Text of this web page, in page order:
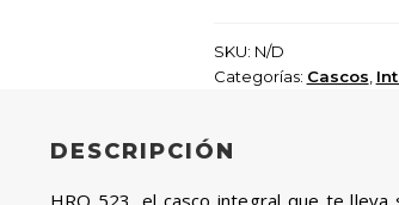
SKU: N/D
Categorías: Cascos
DESCRIPCIÓN
HRO 523, el casco integral que te lleva